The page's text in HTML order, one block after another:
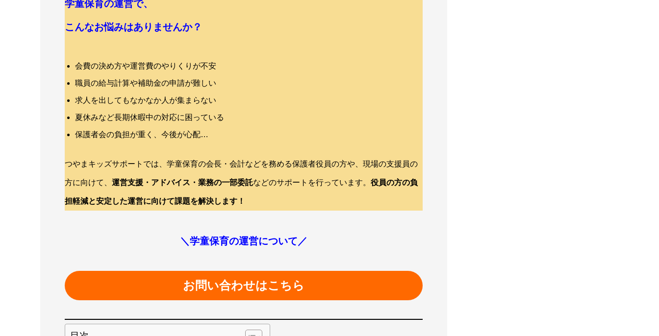
学童保育の運営で、
こんなお悩みはありませんか？
会費の決め方や運営費のやりくりが不安
職員の給与計算や補助金の申請が難しい
求人を出してもなかなか人が集まらない
夏休みなど長期休暇中の対応に困っている
保護者会の負担が重く、今後が心配…
つやまキッズサポートでは、学童保育の会長・会計などを務める保護者役員の方や、現場の支援員の
方に向けて、 運営支援・アドバイス・業務の一部委託などのサポートを行っています。 役員の方の負
担軽減と安定した運営に向けて課題を解決します！
＼学童保育の運営について／
お問い合わせはこちら